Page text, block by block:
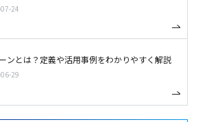
24
ンとは？定義や活用事例をわかりやすく解説
29